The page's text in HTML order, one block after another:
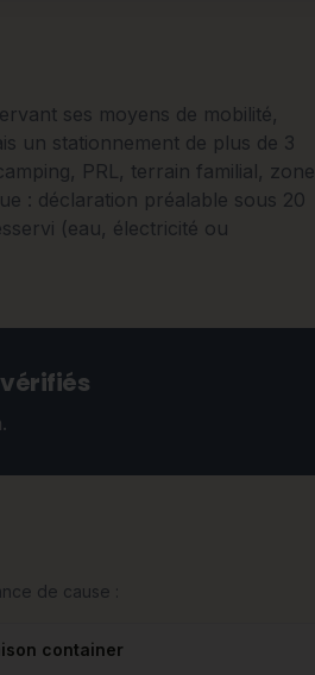
ses moyens de mobilité,
un stationnement de plus de 3
PRL, terrain familial, zone
: déclaration préalable sous 20
(eau, électricité ou
de cause :
container